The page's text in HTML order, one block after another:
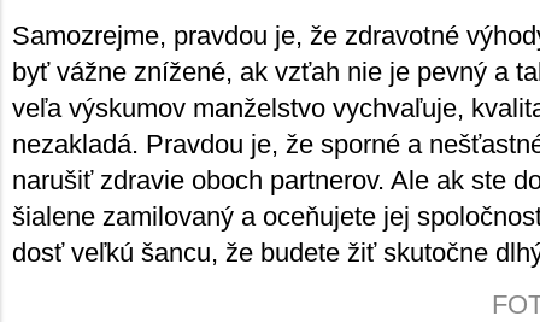
Samozrejme, pravdou je, že zdravotné
byť vážne znížené, ak vzťah nie je pevný a
veľa výskumov manželstvo vychvaľuje,
nezakladá. Pravdou je, že sporné a
narušiť zdravie oboch partnerov. Ale ak ste
šialene zamilovaný a oceňujete jej
dosť veľkú šancu, že budete žiť skutočne